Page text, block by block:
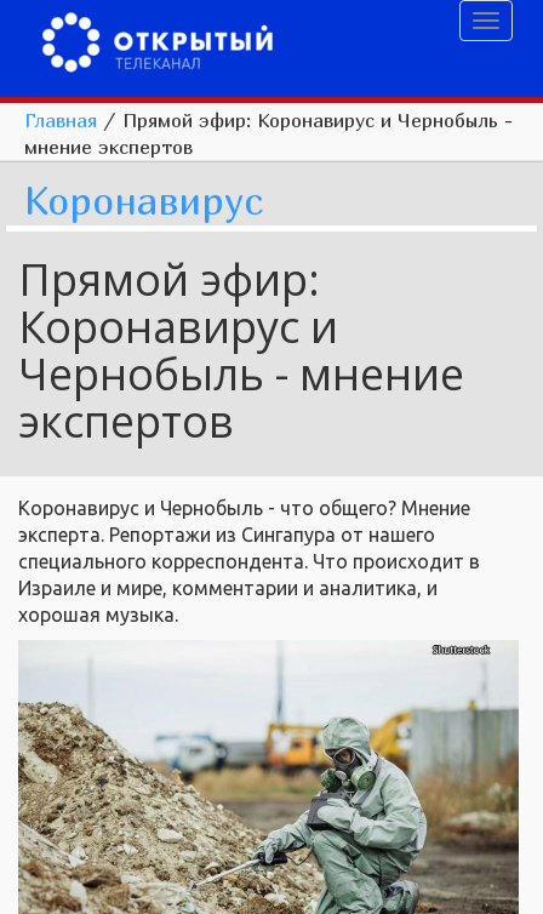
Главная / Прямой эфир: Коронавирус и Чернобыль -
мнение экспертов
Коронавирус
Прямой эфир:
Коронавирус и
Чернобыль - мнение
экспертов
Коронавирус и Чернобыль - что общего? Мнение
эксперта. Репортажи из Сингапура от нашего
специального корреспондента. Что происходит в
Израиле и мире, комментарии и аналитика, и
хорошая музыка.